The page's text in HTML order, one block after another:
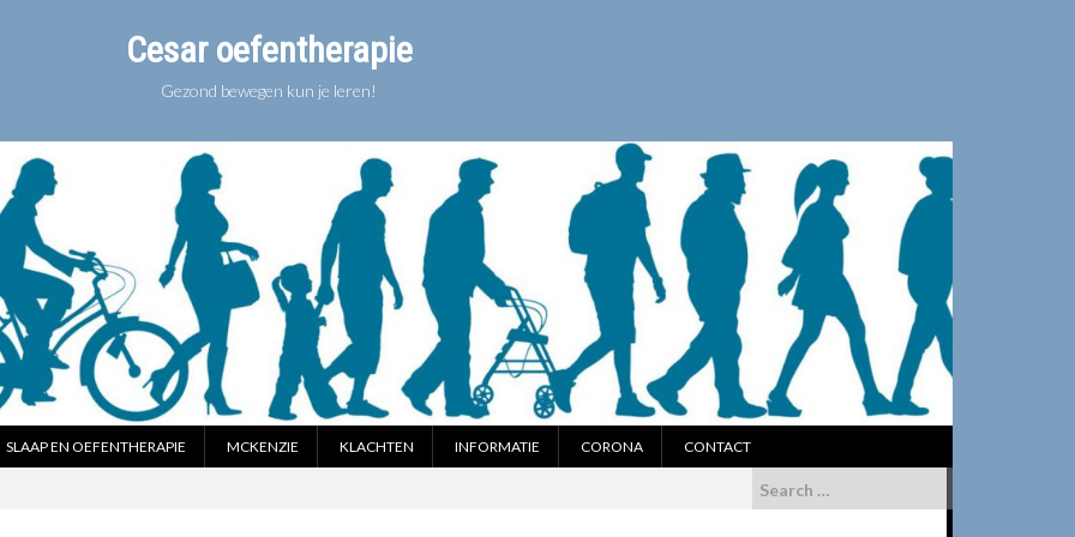
Cesar oefentherapie
Gezond bewegen kun je leren!
SLAAP EN OEFENTHERAPIE MCKENZIE KLACHTEN INFORMATIE CORONA CONTACT
for: